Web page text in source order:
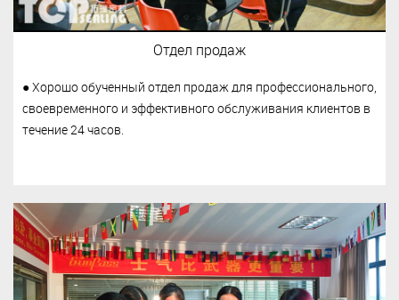
Отдел продаж
● Хорошо обученный отдел продаж для профессионального,
своевременного и эффективного обслуживания клиентов в
течение 24 часов.